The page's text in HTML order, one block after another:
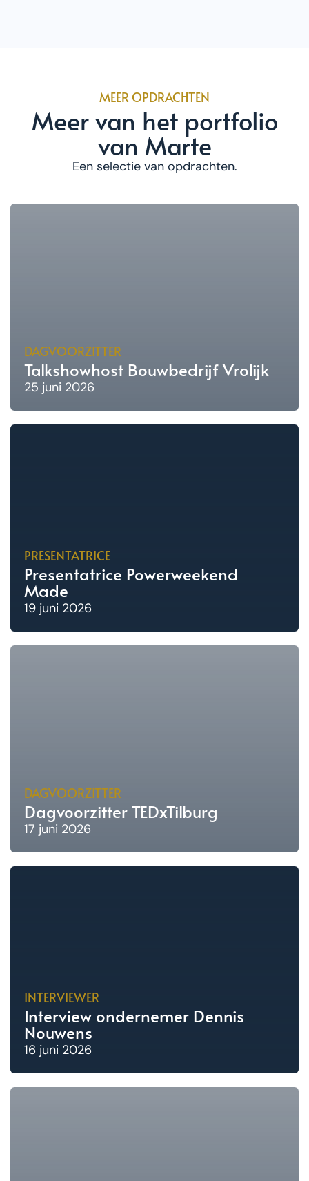
MEER OPDRACHTEN
Meer van het portfolio
van Marte
Een selectie van opdrachten.
DAGVOORZITTER
Talkshowhost Bouwbedrijf Vrolijk
25 juni 2026
PRESENTATRICE
Presentatrice Powerweekend
Made
19 juni 2026
DAGVOORZITTER
Dagvoorzitter TEDxTilburg
17 juni 2026
INTERVIEWER
Interview ondernemer Dennis
Nouwens
16 juni 2026